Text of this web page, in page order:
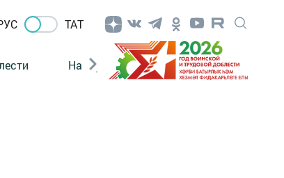
ТАТ
Нацпроекты Поколение будущего